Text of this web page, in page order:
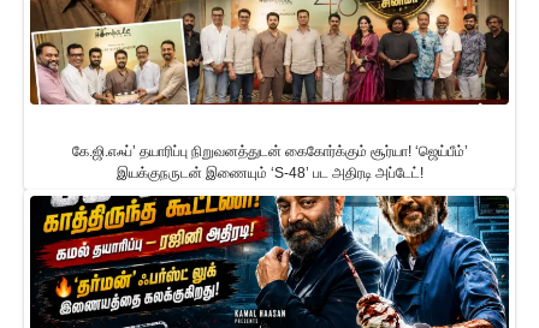
கே.ஜி.எஃப்’ தயாரிப்பு நிறுவனத்துடன் கைகோர்க்கும் சூர்யா! ‘ஜெய்பீம்’
இயக்குநருடன் இணையும் ‘S-48’ பட அதிரடி அப்டேட்!